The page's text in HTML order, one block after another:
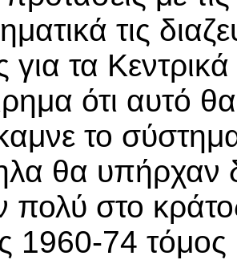
τις
για τα
ότι αυτό
το
θα υπήρχαν
πολύ στο
1960-74